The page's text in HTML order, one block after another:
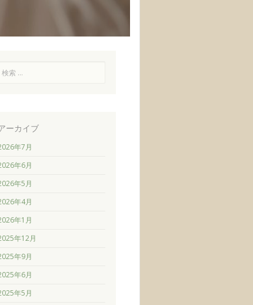
索
ーカイブ
年7月
年6月
年5月
年4月
年1月
年12月
年9月
年6月
年5月